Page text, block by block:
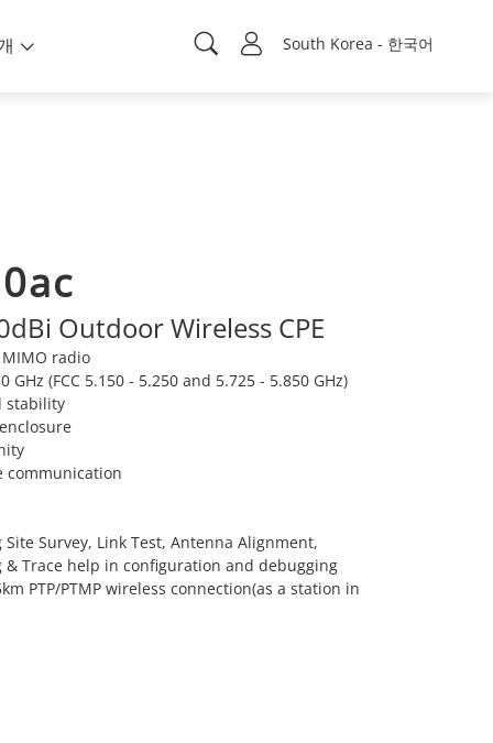
South Korea - 한국어
Outdoor Wireless CPE
MIMO radio
GHz (FCC 5.150 - 5.250 and 5.725 - 5.850 GHz)
stability
communication
Survey, Link Test, Antenna Alignment,
& Trace help in configuration and debugging
PTP/PTMP wireless connection(as a station in